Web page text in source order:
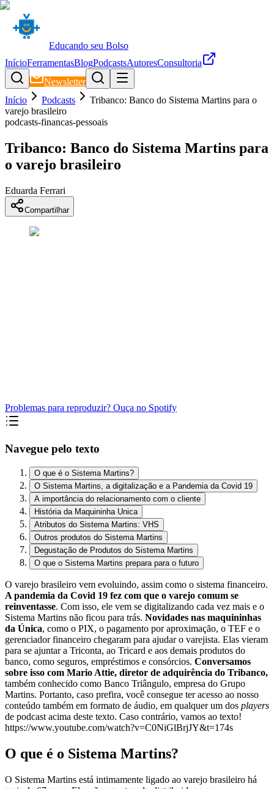
Educando seu Bolso
InícioFerramentasBlogPodcastsAutoresConsultoria
Newsletter
Início
Podcasts
Tribanco: Banco do Sistema Martins para o
varejo brasileiro
podcasts-financas-pessoais
Tribanco: Banco do Sistema Martins para
o varejo brasileiro
Eduarda Ferrari
Compartilhar
Problemas para reproduzir? Ouça no Spotify
Navegue pelo texto
O que é o Sistema Martins?
O Sistema Martins, a digitalização e a Pandemia da Covid 19
A importância do relacionamento com o cliente
História da Maquininha Unica
Atributos do Sistema Martins: VHS
Outros produtos do Sistema Martins
Degustação de Produtos do Sistema Martins
O que o Sistema Martins prepara para o futuro
O varejo brasileiro vem evoluindo, assim como o sistema financeiro.
A pandemia da Covid 19 fez com que o varejo comum se
reinventasse. Com isso, ele vem se digitalizando cada vez mais e o
Sistema Martins não ficou para trás. Novidades nas maquininhas
da Única, como o PIX, o pagamento por aproximação, o TEF e o
gerenciador financeiro chegaram para ajudar o varejista. Elas vieram
para se ajuntar a Triconta, ao Tricard e aos demais produtos do
banco, como seguros, empréstimos e consórcios. Conversamos
sobre isso com Mario Attie, diretor de adquirência do Tribanco,
também conhecido como Banco Triângulo, empresa do Grupo
Martins. Portanto, caso prefira, você consegue ter acesso ao nosso
conteúdo também em formato de áudio, em qualquer um dos players
de podcast acima deste texto. Caso contrário, vamos ao texto!
https://www.youtube.com/watch?v=C0NiGlBrjJY&t=174s
O que é o Sistema Martins?
O Sistema Martins está intimamente ligado ao varejo brasileiro há